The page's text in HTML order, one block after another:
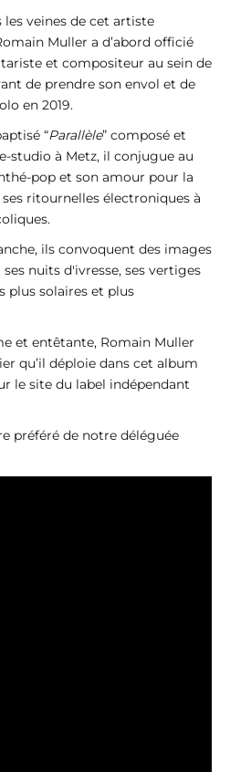
les veines de cet artiste
Muller a d’abord officié
et compositeur au sein de
de prendre son envol et de
en 2019.
“Parallèle” composé et
studio à Metz, il conjugue au
pop et son amour pour la
ritournelles électroniques à
ils convoquent des images
nuits d'ivresse, ses vertiges
plus solaires et plus
et entêtante, Romain Muller
qu’il déploie dans cet album
le site du label indépendant
préféré de notre déléguée